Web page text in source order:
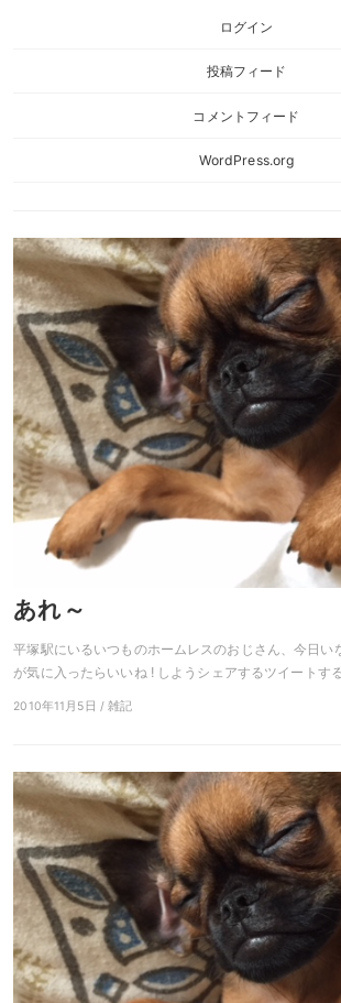
ログイン
投稿フィード
コメントフィード
WordPress.org
あれ～
平塚駅にいるいつものホームレスのおじさん、今日
が気に入ったらいいね ! しようシェアするツイートす
2010年11月5日 / 雑記